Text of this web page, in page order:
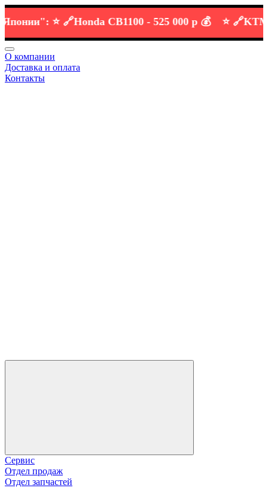
⭐️ 🔗 Honda CB1100 -525 000 р 💰 ⭐️ 🔗 KTM
О компании
Доставка и оплата
Контакты
Сервис
Отдел продаж
Отдел запчастей